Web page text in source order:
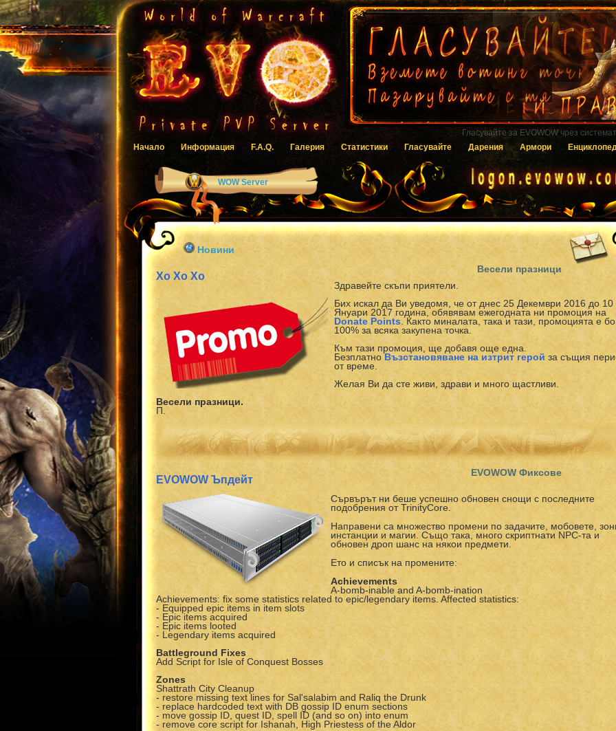
Гласувайте за EVOWOW чрез
Начало
Информация F.A.Q. Галерия Статистики Гласувайте Дарения Армори
WOW Server
Новини
Хо Хо Хо
Весели празници
Здравейте скъпи приятели.
Бих искал да Ви уведомя, че от днес 25 Декември 2016 до 10
Януари 2017 година, обявявам ежегодната ни промоция на
Donate Points . Както миналата, така и тази, промоцията е
100% за всяка закупена точка.
Към тази промоция, ще добавя още една.
Безплатно Възстановяване на изтрит герой за същия
от време.
Желая Ви да сте живи, здрави и много щастливи.
Весели празници.
П.
EVOWOW Ъпдейт
EVOWOW Фиксове
Сървърът ни беше успешно обновен снощи с последните
подобрения от TrinityCore.
Направени са множество промени по задачите, мобовете,
инстанции и магии. Също така, много скриптнати NPC-та и
обновен дроп шанс на някои предмети.
Ето и списък на промените:
Achievements
A-bomb-inable and A-bomb-ination
Achievements: fix some statistics related to epic/legendary items. Affected statistics:
- Equipped epic items in item slots
- Epic items acquired
- Epic items looted
- Legendary items acquired
Battleground Fixes
Add Script for Isle of Conquest Bosses
Zones
Shattrath City Cleanup
- restore missing text lines for Sal'salabim and Raliq the Drunk
- replace hardcoded text with DB gossip ID enum sections
- move gossip ID, quest ID, spell ID (and so on) into enum
- remove core script for Ishanah, High Priestess of the Aldor